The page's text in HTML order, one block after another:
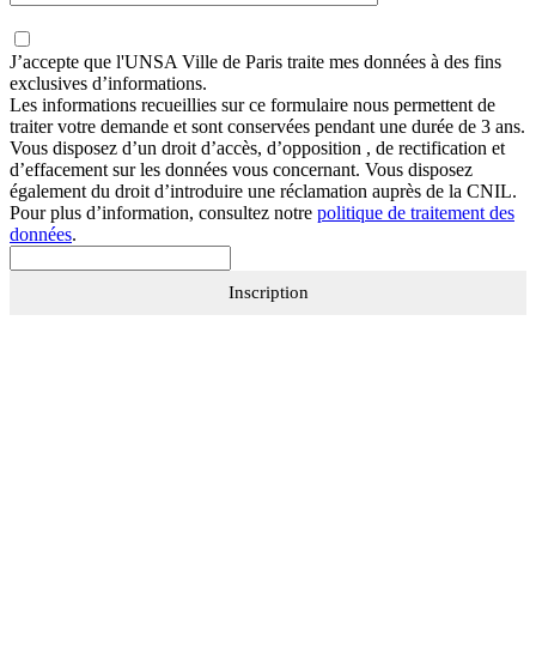
J’accepte que l'UNSA Ville de Paris traite mes données à des fins
exclusives d’informations.
Les informations recueillies sur ce formulaire nous permettent de
traiter votre demande et sont conservées pendant une durée de 3 ans.
Vous disposez d’un droit d’accès, d’opposition , de rectification et
d’effacement sur les données vous concernant. Vous disposez
également du droit d’introduire une réclamation auprès de la CNIL.
Pour plus d’information, consultez notre politique de traitement des
données.
Inscription